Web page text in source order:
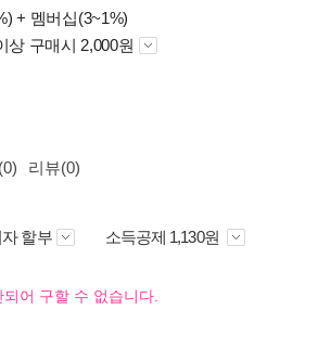
+ 멤버십(3~1%)
상 구매시 2,000원
리뷰(0)
할부 소득공제 1,130원
어 구할 수 없습니다.